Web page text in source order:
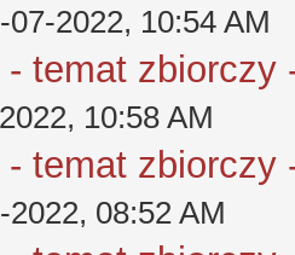
07-2022, 10:54 AM
temat zbiorczy
10:58 AM
temat zbiorczy
2022, 08:52 AM